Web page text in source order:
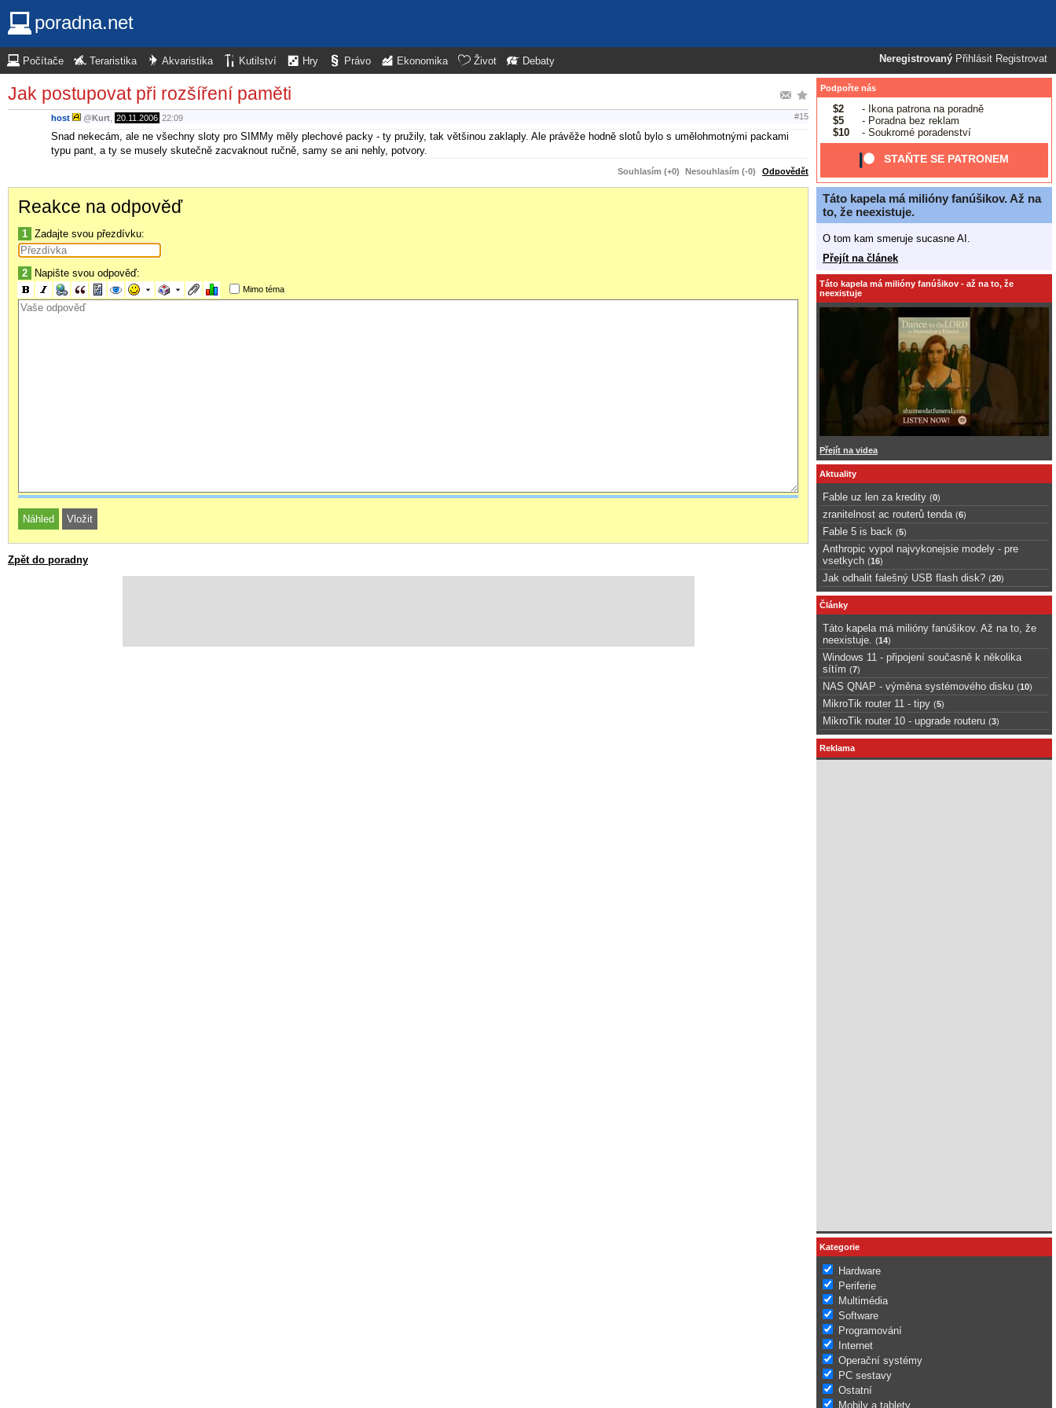
poradna.net
Neregistrovaný Přihlásit Registrovat
Počítače Teraristika Akvaristika Kutilství Hry Právo Ekonomika Život Debaty
Jak postupovat při rozšíření paměti
host @Kurt 20.11.2006 22:09 #15
Snad nekecám, ale ne všechny sloty pro SIMMy měly plechové packy - ty pružily, tak většinou zaklaply. Ale právěže hodně slotů bylo s umělohmotnými packami
typu pant, a ty se musely skutečně zacvaknout ručně, samy se ani nehly, potvory.
Souhlasím (+0) Nesouhlasím (-0) Odpovědět
Reakce na odpověď
1 Zadajte svou přezdívku:
2 Napište svou odpověď:
Mimo téma
Zpět do poradny
Podpořte nás
$2
- Ikona patrona na poradně
$5
- Poradna bez reklam
$10
- Soukromé poradenství
STAŇTE SE PATRONEM
Táto kapela má milióny fanúšikov. Až na
to, že neexistuje.
O tom kam smeruje sucasne AI.
Přejít na článek
Táto kapela má milióny fanúšikov - až na to, že
neexistuje
Přejít na videa
Aktuality
Fable uz len za kredity (0)
zranitelnost ac routerů tenda (6)
Fable 5 is back (5)
Anthropic vypol najvykonejsie modely - pre
vsetkych (16)
Jak odhalit falešný USB flash disk? (20)
Články
Táto kapela má milióny fanúšikov. Až na to, že
neexistuje.
(14)
Windows 11 - připojení současně k několika
sítím (7)
NAS QNAP - výměna systémového disku (10)
MikroTik router 11 - tipy (5)
MikroTik router 10 - upgrade routeru (3)
Reklama
Kategorie
Hardware
Periferie
Multimédia
Software
Programování
Internet
Operační systémy
PC sestavy
Ostatní
Mobily a tablety